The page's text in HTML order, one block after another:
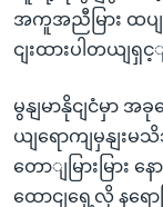
အကူအညီမြား ထပ
ငျးထားပါတယျရှင့
မွနျမာနိုငျငံမှာ
ယျရောကျမှနျး
တောျမြားမြား န
ထောငျရှေ့လို နရေ